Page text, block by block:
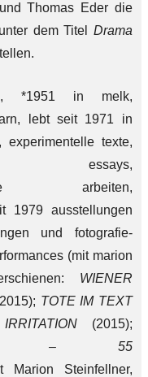
Thomas Eder die
dem Titel Drama
, *1951 in melk,
lebt seit 1971 in
experimentelle texte,
essays,
arbeiten,
1979 ausstellungen
und fotografie-
(mit marion
WIENER
TOTE IM TEXT
(2015);
– 55
Steinfellner,